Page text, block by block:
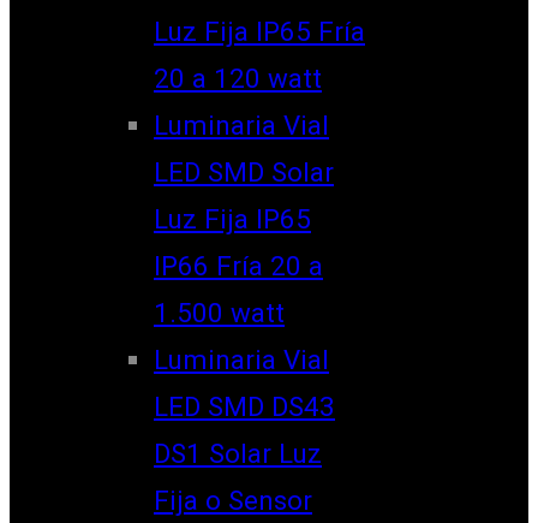
Luz Fija IP65 Fría
20 a 120 watt
Luminaria Vial
LED SMD Solar
Luz Fija IP65
IP66 Fría 20 a
1.500 watt
Luminaria Vial
LED SMD DS43
DS1 Solar Luz
Fija o Sensor